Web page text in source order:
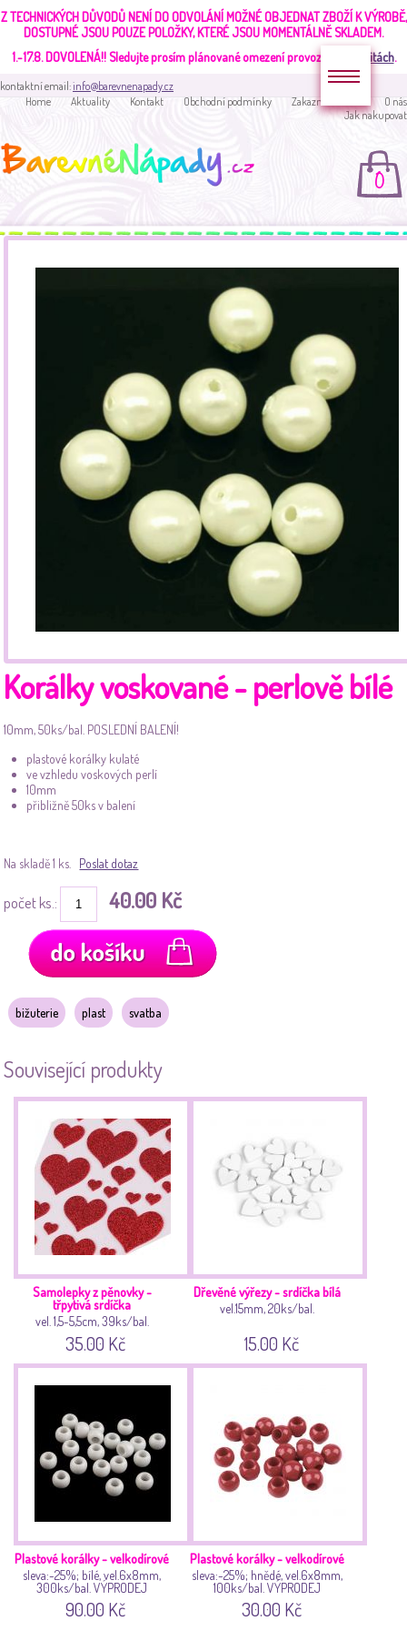
Z TECHNICKÝCH DŮVODŮ NENÍ DO ODVOLÁNÍ MOŽNÉ OBJEDNAT ZBOŽÍ K VÝROBĚ,
DOSTUPNÉ JSOU POUZE POLOŽKY, KTERÉ JSOU MOMENTÁLNĚ SKLADEM.
1.-17.8. DOVOLENÁ!!Sledujte prosím plánované omezení provozu v aktualitách.
kontaktní email:info@barevnenapady.cz
Home
Aktuality Kontakt Obchodní podmínky Zakaznická sekce
O nás
Jak nakupovat
0
Korálky voskované - perlově bílé
10mm, 50ks/bal. POSLEDNÍ BALENÍ!
plastové korálky kulaté
ve vzhledu voskových perlí
10mm
přibližně 50ks v balení
Na skladě 1 ks. Poslat dotaz
počet ks.: 40.00 Kč
bižuterie plast svatba
Související produkty
Samolepky z pěnovky -
třpytivá srdíčka
vel. 1,5-5,5cm, 39ks/bal.
35.00 Kč
Dřevěné výřezy - srdíčka bílá
vel.15mm, 20ks/bal.
15.00 Kč
Plastové korálky - velkodírové
sleva:-25%; bílé, vel.6x8mm,
300ks/bal. VÝPRODEJ
90.00 Kč
Plastové korálky - velkodírové
sleva:-25%; hnědé, vel.6x8mm,
100ks/bal. VÝPRODEJ
30.00 Kč